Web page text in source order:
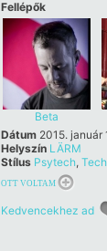
Fellépők
Beta
Dátum 2015. január
Helyszín LÄRM
Stílus Psytech,
OTT VOLTAM
Kedvencekhez ad